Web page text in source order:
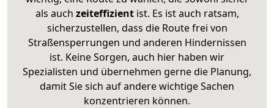
als auch zeiteffizientist. Es ist auch ratsam,
sicherzustellen, dass die Route frei von
Straßensperrungen und anderen Hindernissen
ist. Keine Sorgen, auch hier haben wir
Spezialisten und übernehmen gerne die Planung,
damit Sie sich auf andere wichtige Sachen
konzentrieren können.